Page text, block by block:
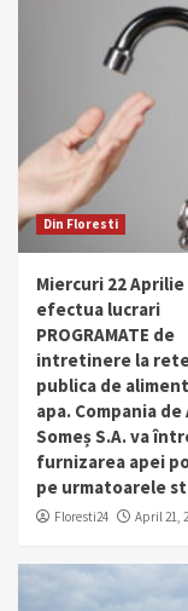
Din Floresti
Miercuri 22
efectua lucrari
PROGRAMATE de
intretinere la
publica de
apa. Compania de
Someș S.A. va
furnizarea apei
pe urmatoarele
Floresti24 April 21,